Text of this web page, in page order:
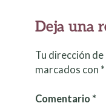
Deja una
Tu dirección
marcados con *
Comentario *